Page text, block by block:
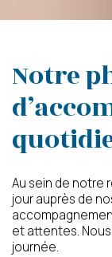
Prénom du
concerné
Age du
Notre
Au sein de notre
jour auprès de
et attentes.
journée.